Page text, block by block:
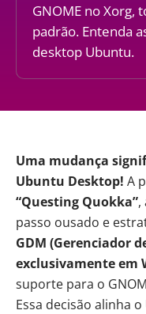
GNOME no Xorg,
padrão. Entenda
desktop Ubuntu.
Uma mudança
Ubuntu Desktop! A
“Questing Quokka”,
passo ousado e
GDM (Gerenciador
exclusivamente em
suporte para o
Essa decisão alinha